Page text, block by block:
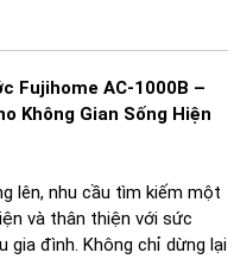
Fujihome AC-1000B –
Không Gian Sống Hiện
lên, nhu cầu tìm kiếm một
và thân thiện với sức
gia đình. Không chỉ dừng lại